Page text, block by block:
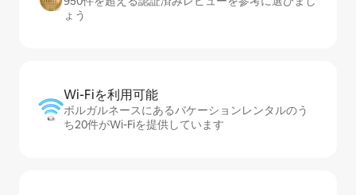
ょう
Wi-Fiを利⁠用⁠可⁠能
ボルガルネースにあるバケーションレンタルのう
ち20件がWi-Fiを提供しています